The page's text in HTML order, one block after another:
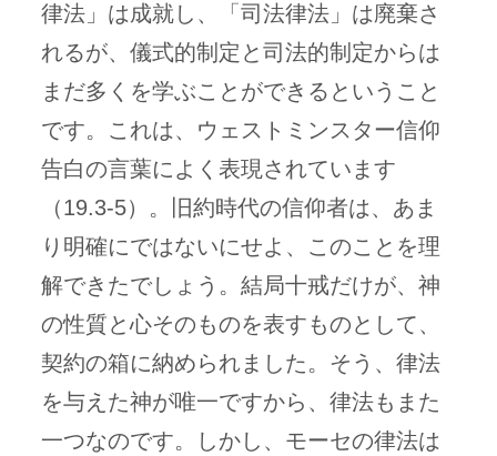
律法」は成就し、「司法律法」は廃棄さ
れるが、儀式的制定と司法的制定からは
まだ多くを学ぶことができるということ
です。これは、ウェストミンスター信仰
告白の言葉によく表現されています
（19.3-5）。旧約時代の信仰者は、あま
り明確にではないにせよ、このことを理
解できたでしょう。結局十戒だけが、神
の性質と心そのものを表すものとして、
契約の箱に納められました。そう、律法
を与えた神が唯一ですから、律法もまた
一つなのです。しかし、モーセの律法は